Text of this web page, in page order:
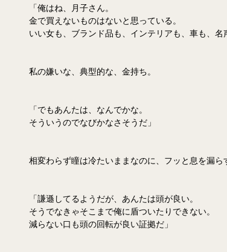
「俺はね、 月子さん。
金で買えないものはないと思っている。
いい女も、ブランド品も、インテリアも、車も、名
私の嫌いな、典型的な、金持ち。
「でもあんたは、なんでかな。
そういうのでなびかなさそうだ」
相変わらず瞳は冷たいままなのに、フッと息を漏ら
「謙遜してるようだが、あんたは頭が良い。
そうでなきゃそこまで俺に盾ついたりできない。
減らない口も頭の回転が良い証拠だ」